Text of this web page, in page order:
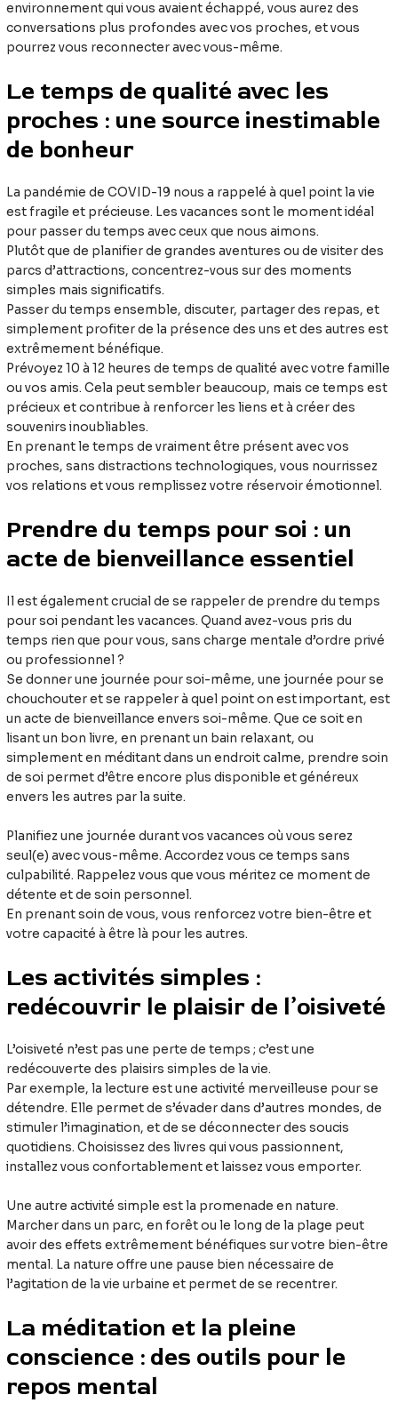
environnement qui vous avaient échappé, vous aurez des
conversations plus profondes avec vos proches, et vous
pourrez vous reconnecter avec vous-même.
Le temps de qualité avec les
proches : une source inestimable
de bonheur
La pandémie de COVID-19 nous a rappelé à quel point la vie
est fragile et précieuse. Les vacances sont le moment idéal
pour passer du temps avec ceux que nous aimons.
Plutôt que de planifier de grandes aventures ou de visiter des
parcs d’attractions, concentrez-vous sur des moments
simples mais significatifs.
Passer du temps ensemble, discuter, partager des repas, et
simplement profiter de la présence des uns et des autres est
extrêmement bénéfique.
Prévoyez 10 à 12 heures de temps de qualité avec votre famille
ou vos amis. Cela peut sembler beaucoup, mais ce temps est
précieux et contribue à renforcer les liens et à créer des
souvenirs inoubliables.
En prenant le temps de vraiment être présent avec vos
proches, sans distractions technologiques, vous nourrissez
vos relations et vous remplissez votre réservoir émotionnel.
Prendre du temps pour soi : un
acte de bienveillance essentiel
Il est également crucial de se rappeler de prendre du temps
pour soi pendant les vacances. Quand avez-vous pris du
temps rien que pour vous, sans charge mentale d’ordre privé
ou professionnel ?
Se donner une journée pour soi-même, une journée pour se
chouchouter et se rappeler à quel point on est important, est
un acte de bienveillance envers soi-même. Que ce soit en
lisant un bon livre, en prenant un bain relaxant, ou
simplement en méditant dans un endroit calme, prendre soin
de soi permet d’être encore plus disponible et généreux
envers les autres par la suite.
Planifiez une journée durant vos vacances où vous serez
seul(e) avec vous-même. Accordez vous ce temps sans
culpabilité. Rappelez vous que vous méritez ce moment de
détente et de soin personnel.
En prenant soin de vous, vous renforcez votre bien-être et
votre capacité à être là pour les autres.
Les activités simples :
redécouvrir le plaisir de l’oisiveté
L’oisiveté n’est pas une perte de temps ; c’est une
redécouverte des plaisirs simples de la vie.
Par exemple, la lecture est une activité merveilleuse pour se
détendre. Elle permet de s’évader dans d’autres mondes, de
stimuler l’imagination, et de se déconnecter des soucis
quotidiens. Choisissez des livres qui vous passionnent,
installez vous confortablement et laissez vous emporter.
Une autre activité simple est la promenade en nature.
Marcher dans un parc, en forêt ou le long de la plage peut
avoir des effets extrêmement bénéfiques sur votre bien-être
mental. La nature offre une pause bien nécessaire de
l’agitation de la vie urbaine et permet de se recentrer.
La méditation et la pleine
conscience : des outils pour le
repos mental